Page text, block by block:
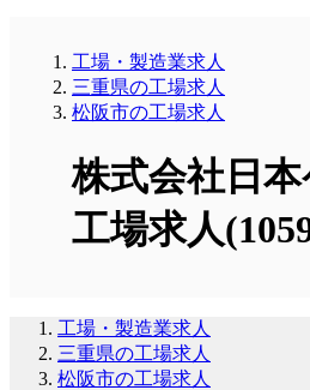
工場・製造業求人
三重県の工場求人
松阪市の工場求人
株式会社日
工場求人
工場・製造業求人
三重県の工場求人
松阪市の工場求人